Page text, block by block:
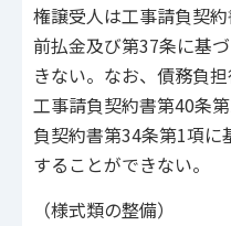
権譲受人は工事請負契
前払金及び第37条に基
きない。なお、債務負
工事請負契約書第40条
負契約書第34条第1項に
することができない。
（様式類の整備）